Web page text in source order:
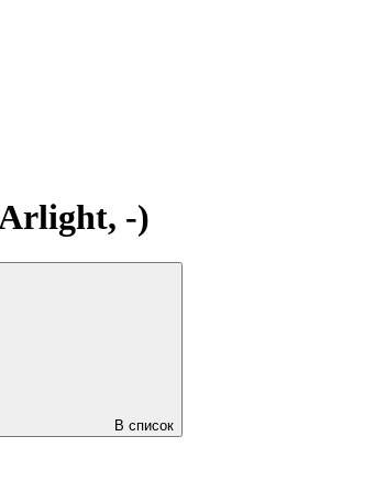
-)
В список